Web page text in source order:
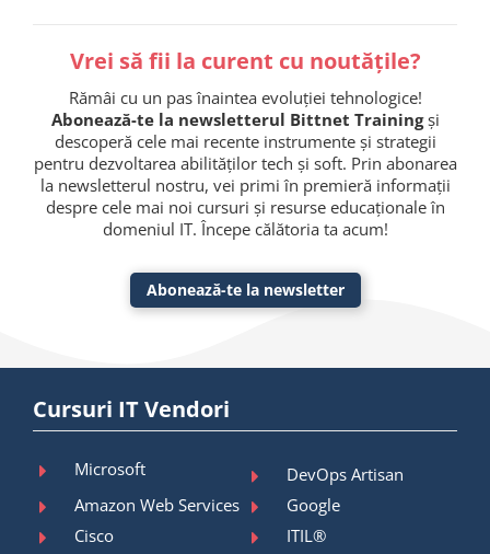
Vrei să fii la curent cu noutățile?
Rămâi cu un pas înaintea evoluției tehnologice!
Abonează-te la newsletterul Bittnet Trainingși
descoperă cele mai recente instrumente și strategii
pentru dezvoltarea abilităților tech și soft. Prin abonarea
la newsletterul nostru, vei primi în premieră informații
despre cele mai noi cursuri și resurse educaționale în
domeniul IT. Începe călătoria ta acum!
Abonează-te la newsletter
Cursuri IT Vendori
Microsoft
DevOps Artisan
Amazon Web Services
Google
Cisco
ITIL®